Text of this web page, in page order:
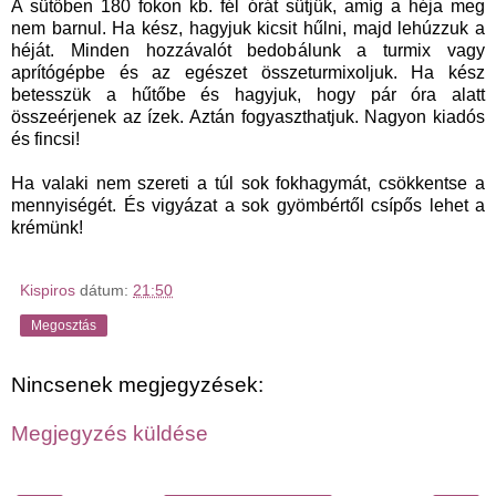
A sütőben 180 fokon kb. fél órát sütjük, amíg a héja meg
nem barnul. Ha kész, hagyjuk kicsit hűlni, majd lehúzzuk a
héját. Minden hozzávalót bedobálunk a turmix vagy
aprítógépbe és az egészet összeturmixoljuk. Ha kész
betesszük a hűtőbe és hagyjuk, hogy pár óra alatt
összeérjenek az ízek. Aztán fogyaszthatjuk. Nagyon kiadós
és fincsi!
Ha valaki nem szereti a túl sok fokhagymát, csökkentse a
mennyiségét. És vigyázat a sok gyömbértől csípős lehet a
krémünk!
Kispiros dátum: 21:50
Megosztás
Nincsenek megjegyzések:
Megjegyzés küldése